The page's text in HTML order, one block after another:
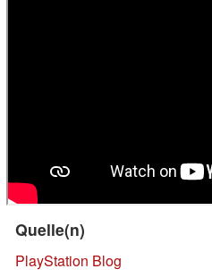
Quelle(n)
PlayStation Blog